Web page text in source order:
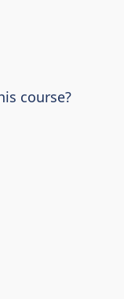
course?